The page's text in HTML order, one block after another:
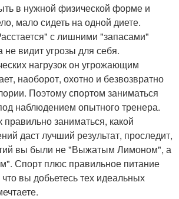
в нужной физической форме и
мало сидеть на одной диете.
с лишними "запасами"
не видит угрозы для себя.
нагрузок он угрожающим
наоборот, охотно и безвозвратно
Поэтому спортом заниматься
наблюдением опытного тренера.
правильно заниматься, какой
даст лучший результат, проследит,
вы были не "Выжатым Лимоном", а
Спорт плюс правильное питание
что вы добьетесь тех идеальных